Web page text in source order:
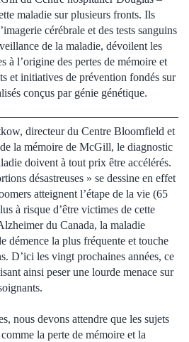
maladie sur plusieurs fronts. Ils
cérébrale et des tests sanguins
de la maladie, dévoilent les
à l’origine des pertes de mémoire et
et initiatives de prévention fondés sur
conçus par génie génétique.
directeur du Centre Bloomfield et
la mémoire de McGill, le diagnostic
doivent à tout prix être accélérés.
désastreuses » se dessine en effet
atteignent l’étape de la vie (65
à risque d’être victimes de cette
du Canada, la maladie
démence la plus fréquente et touche
D’ici les vingt prochaines années, ce
ainsi peser une lourde menace sur
nous devons attendre que les sujets
la perte de mémoire et la